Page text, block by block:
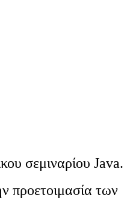
σεμιναρίου Java.
προετοιμασία των